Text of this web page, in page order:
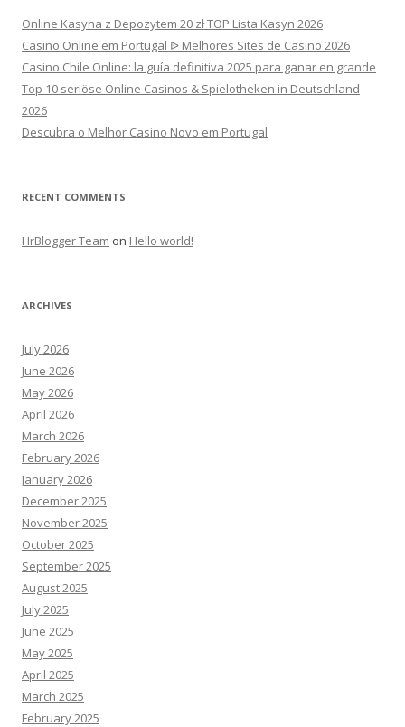
Online Kasyna z Depozytem 20 zł TOP Lista Kasyn 2026
Casino Online em Portugal ᐉ Melhores Sites de Casino 2026
Casino Chile Online: la guía definitiva 2025 para ganar en grande
Top 10 seriöse Online Casinos & Spielotheken in Deutschland
2026
Descubra o Melhor Casino Novo em Portugal
RECENT COMMENTS
HrBlogger Team on Hello world!
ARCHIVES
July 2026
June 2026
May 2026
April 2026
March 2026
February 2026
January 2026
December 2025
November 2025
October 2025
September 2025
August 2025
July 2025
June 2025
May 2025
April 2025
March 2025
February 2025